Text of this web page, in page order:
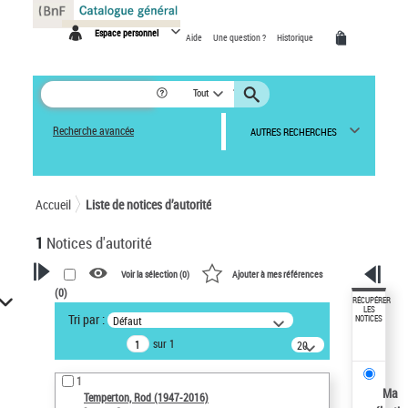
Espace personnel Aide Une question ? Historique
Tout
Recherche avancée AUTRES RECHERCHES
Accueil Liste de notices d’autorité
1 Notices d'autorité
VOTRE RECHERCHE
Recherche avancée dans les
notices d’autorité
Œuvres liées à l'auteur :
Temperton, Rod (1947-2016)
Voir la sélection (0) Ajouter à mes références
(0)
Tri par : Défaut
sur 1
20
résultats/page
1
Temperton, Rod (1947-2016)
RÉCUPÉRER
LES
NOTICES
Ma
Panneau de gestion des cookies